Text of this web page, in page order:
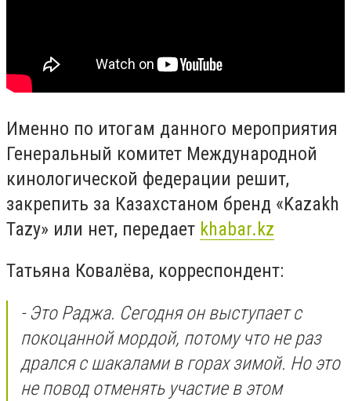
Именно по итогам данного мероприятия
Генеральный комитет Международной
кинологической федерации решит,
закрепить за Казахстаном бренд «Kazakh
Tazy» или нет, передает khabar.kz
Татьяна Ковалёва, корреспондент:
- Это Раджа. Сегодня он выступает с
покоцанной мордой, потому что не раз
дрался с шакалами в горах зимой. Но это
не повод отменять участие в этом